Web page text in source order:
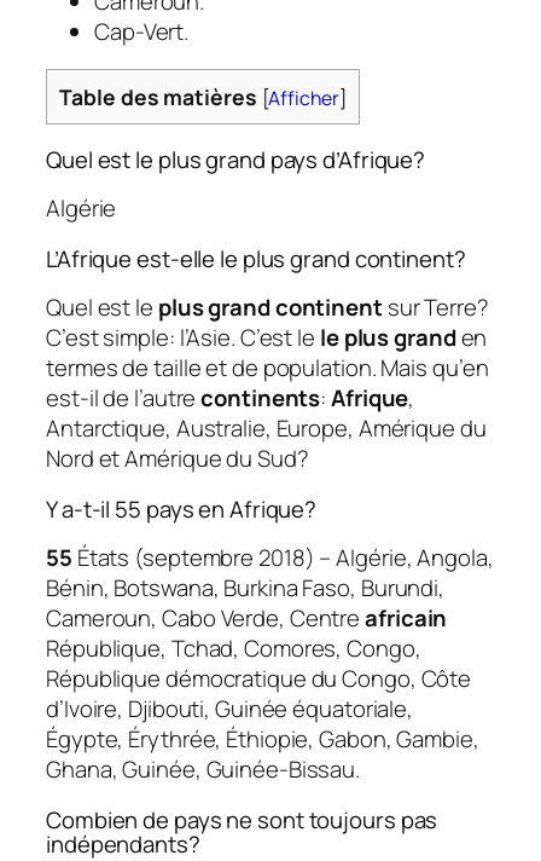
Cap-Vert.
Table des matières [Afficher]
Quel est le plus grand pays d’Afrique?
Algérie
L’Afrique est-elle le plus grand continent?
Quel est le plus grand continentsur Terre?
C’est simple: l’Asie. C’est le le plus granden
termes de taille et de population. Mais qu’en
est-il de l’autrecontinents:Afrique,
Antarctique, Australie, Europe, Amérique du
Nord et Amérique du Sud?
Y a-t-il 55 pays en Afrique?
55 États (septembre 2018) – Algérie, Angola,
Bénin, Botswana, Burkina Faso, Burundi,
Cameroun, Cabo Verde, Centreafricain
République, Tchad, Comores, Congo,
République démocratique du Congo, Côte
d’Ivoire, Djibouti, Guinée équatoriale,
Égypte, Érythrée, Éthiopie, Gabon, Gambie,
Ghana, Guinée, Guinée-Bissau.
Combien de pays ne sont toujours pas
indépendants?